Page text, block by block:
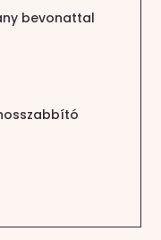
bevonattal